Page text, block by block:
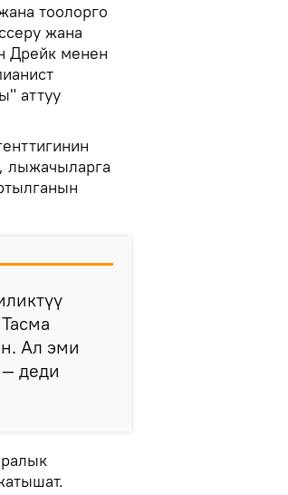
тоолорго
жана
Дрейк менен
аттуу
лыжачыларга
Ал эми
деди